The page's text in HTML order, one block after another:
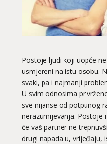
Postoje ljudi koji uopće
usmjereni na istu osobu.
svaki, pa i najmanji
U svim odnosima
sve nijanse od potpunog
nerazumijevanja. Postoje
će vaš partner ne
drugi napadaju, vrijeđaju,